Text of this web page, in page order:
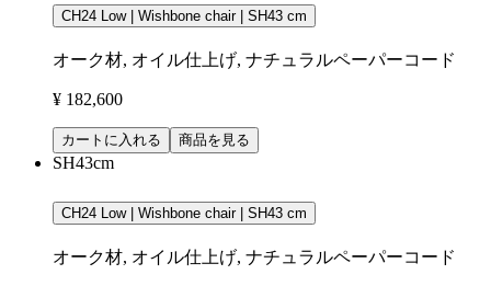
CH24 Low | Wishbone chair | SH43 cm
オーク材, オイル仕上げ, ナチュラルペーパーコード
¥ 182,600
カートに入れる 商品を見る
SH43cm
CH24 Low | Wishbone chair | SH43 cm
オーク材, オイル仕上げ, ナチュラルペーパーコード